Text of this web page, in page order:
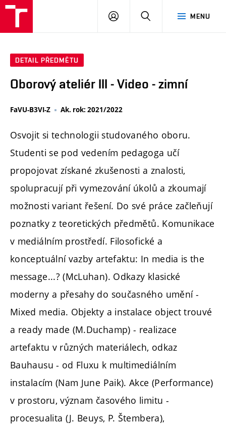
MENU
PŘIHLÁSIT
DETAIL PŘEDMĚTU
Oborový ateliér III - Video - zimní
FaVU-B3VI-Z Ak. rok: 2021/2022
Osvojit si technologii studovaného oboru.
Studenti se pod vedením pedagoga učí
propojovat získané zkušenosti a znalosti,
spolupracují při vymezování úkolů a zkoumají
možnosti variant řešení. Do své práce začleňují
poznatky z teoretických předmětů. Komunikace
v mediálním prostředí. Filosofické a
konceptuální vazby artefaktu: In media is the
message...? (McLuhan). Odkazy klasické
moderny a přesahy do současného umění -
Mixed media. Objekty a instalace object trouvé
a ready made (M.Duchamp) - realizace
artefaktu v různých materiálech, odkaz
Bauhausu - od Fluxu k multimediálním
instalacím (Nam June Paik). Akce (Performance)
v prostoru, význam časového limitu -
procesualita (J. Beuys, P. Štembera),